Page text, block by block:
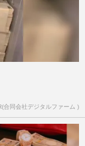
合同会社デジタルファーム )